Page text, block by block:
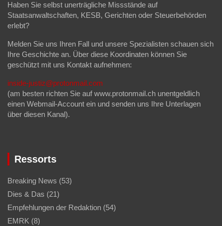
Haben Sie selbst unerträgliche Missstände auf
Staatsanwaltschaften, KESB, Gerichten oder Steuerbehörden
erlebt?
Melden Sie uns Ihren Fall und unsere Spezialisten schauen sich
Ihre Geschichte an. Über diese Koordinaten können Sie
geschützt mit uns Kontakt aufnehmen:
inside-justiz@protonmail.com
(am besten richten Sie auf www.protonmail.ch unentgeldlich
einen Webmail-Account ein und senden uns Ihre Unterlagen
über diesen Kanal).
Ressorts
Breaking News (53)
Dies & Das (21)
Empfehlungen der Redaktion (54)
EMRK (8)